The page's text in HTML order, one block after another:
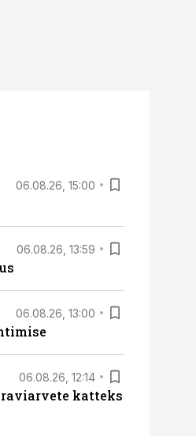
06.08.26, 15:00
06.08.26, 13:59
06.08.26, 13:00
06.08.26, 12:14
katteks